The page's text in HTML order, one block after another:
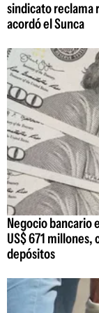
sindicato reclama
acordó el Sunca
Negocio bancario
US$ 671
depósitos